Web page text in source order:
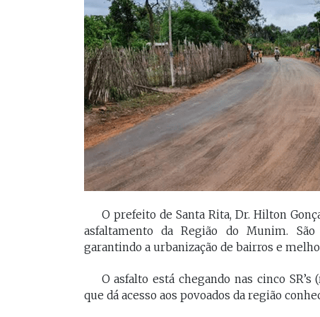
O prefeito de Santa Rita, Dr. Hilton
asfaltamento da Região do Munim.
garantindo a urbanização de bairros e
O asfalto está chegando nas cinco
que dá acesso aos povoados da região
porque nós temos
mais convergências do
divergências, somos da
geração.
FELIPE CAMARÃO
Procurador federal de
carreira e professor da
UFMA, foi presidente do
Procon/MA e atuou como
secretários da Segep,
Secma, Segov e Seduc. É
Maranhão desde 2023.
Vossa Excelência
fora."
PAULO
de 2007.
diretor da
da
Maranhão
biênio 2017/
corregedor-
2020/2022.
do Tribunal
Maranhão